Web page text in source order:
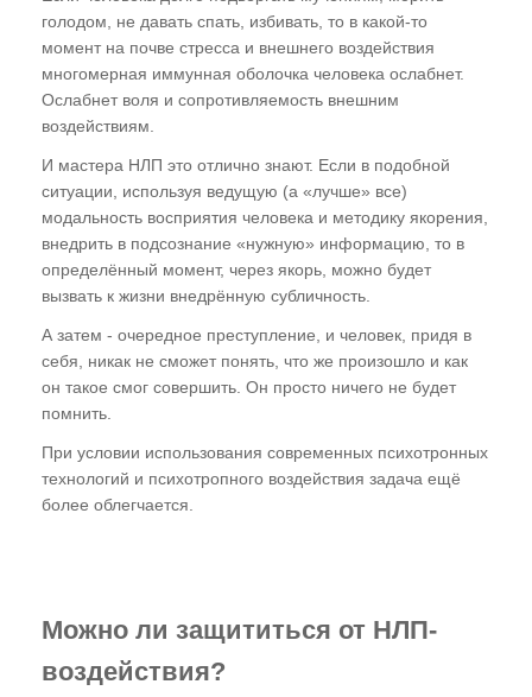
голодом, не давать спать, избивать, то в какой-то
момент на почве стресса и внешнего воздействия
многомерная иммунная оболочка человека ослабнет.
Ослабнет воля и сопротивляемость внешним
воздействиям.
И мастера НЛП это отлично знают. Если в подобной
ситуации, используя ведущую (а «лучше» все)
модальность восприятия человека и методику якорения,
внедрить в подсознание «нужную» информацию, то в
определённый момент, через якорь, можно будет
вызвать к жизни внедрённую субличность.
А затем - очередное преступление, и человек, придя в
себя, никак не сможет понять, что же произошло и как
он такое смог совершить. Он просто ничего не будет
помнить.
При условии использования современных психотронных
технологий и психотропного воздействия задача ещё
более облегчается.
Можно ли защититься от НЛП-
воздействия?